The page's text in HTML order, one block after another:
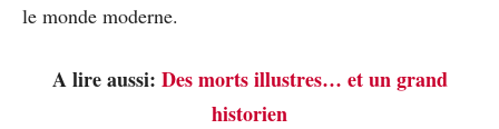
le monde moderne.
A lire aussi: Des morts illustres… et un grand
historien